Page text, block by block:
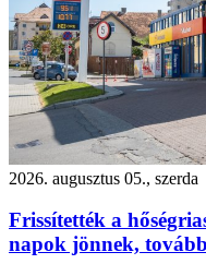
2026. augusztus 05., szerda
Frissítették a
napok jönnek,